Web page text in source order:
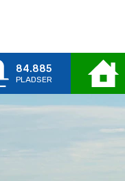
84.885
PLADSER